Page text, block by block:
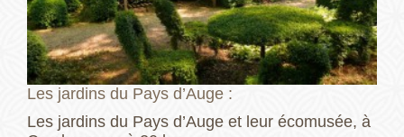
Les jardins du Pays d’Auge :
Les jardins du Pays d’Auge et leur écomusée, à